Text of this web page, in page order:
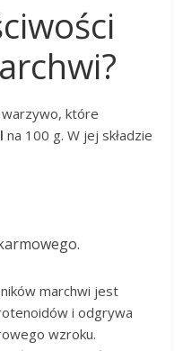
które
na 100 g. W jej składzie
marchwi jest
i odgrywa
wzroku.